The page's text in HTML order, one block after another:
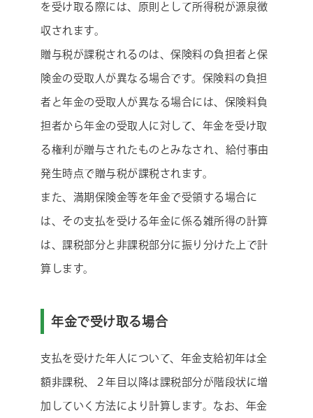
を受け取る際には、原則として所得税が源泉徴
収されます。
贈与税が課税されるのは、保険料の負担者と保
険金の受取人が異なる場合です。保険料の負担
者と年金の受取人が異なる場合には、保険料負
担者から年金の受取人に対して、年金を受け取
る権利が贈与されたものとみなされ、給付事由
発生時点で贈与税が課税されます。
また、満期保険金等を年金で受領する場合に
は、その支払を受ける年金に係る雑所得の計算
は、課税部分と非課税部分に振り分けた上で計
算します。
年金で受け取る場合
支払を受けた年人について、年金支給初年は全
額非課税、２年目以降は課税部分が階段状に増
加していく方法により計算します。なお、年金